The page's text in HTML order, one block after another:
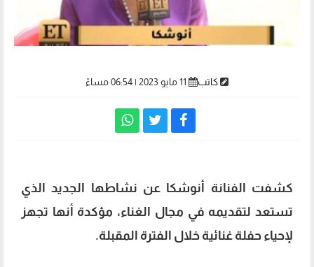
كاتب
كشفت الفنانة أنوشكا عن نشاطها الجديد الذي
تستعد لتقديمه في مجال الغناء، مؤكدة أنها تجهز
لإحياء حفلة غنائية خلال الفترة المقبلة.